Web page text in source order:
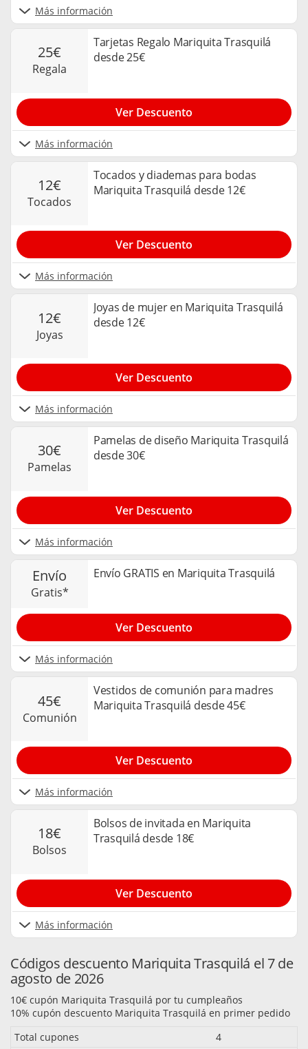
Más información
25€
regala
Tarjetas Regalo Mariquita Trasquilá
desde 25€
Más información
Ver Descuento
12€
tocados
Tocados y diademas para bodas
Mariquita Trasquilá desde 12€
Más información
Ver Descuento
12€
joyas
Joyas de mujer en Mariquita Trasquilá
desde 12€
Más información
Ver Descuento
30€
pamelas
Pamelas de diseño Mariquita Trasquilá
desde 30€
Más información
Ver Descuento
envío
gratis*
Envío GRATIS en Mariquita Trasquilá
Más información
Ver Descuento
45€
comunión
Vestidos de comunión para madres
Mariquita Trasquilá desde 45€
Más información
Ver Descuento
18€
bolsos
Bolsos de invitada en Mariquita
Trasquilá desde 18€
Más información
Ver Descuento
Códigos descuento Mariquita Trasquilá el 7 de
agosto de 2026
10€ cupón Mariquita Trasquilá por tu cumpleaños
10% cupón descuento Mariquita Trasquilá en primer pedido
Total cupones
4